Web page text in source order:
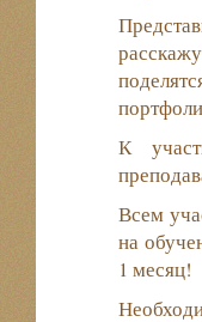
К
Всем
на
1 месяц!